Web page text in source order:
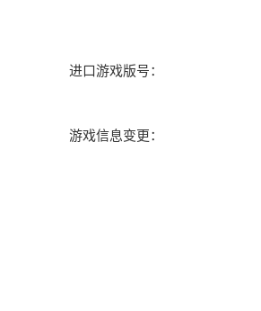
进口游戏版号：
游戏信息变更：